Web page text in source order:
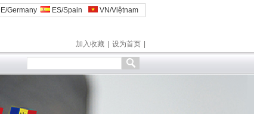
Germany ES/Spain VN/Việtnam
设为首页
加入收藏